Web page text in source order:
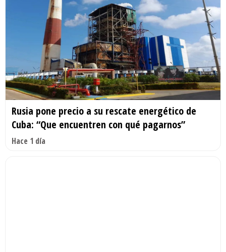
Rusia pone precio a su rescate energético de
Cuba: “Que encuentren con qué pagarnos”
Hace 1 día